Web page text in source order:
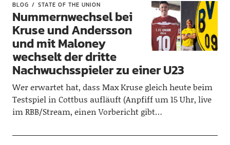
BLOG STATE OF THE UNION
Nummernwechsel bei
Kruse und Andersson
und mit Maloney
wechselt der dritte
Nachwuchsspieler zu einer U23
Wer erwartet hat, dass Max Kruse gleich heute beim
Testspiel in Cottbus aufläuft (Anpfiff um 15 Uhr, live
im RBB/Stream, einen Vorbericht gibt…